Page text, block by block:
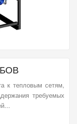
к тепловым сетям,
требуемых